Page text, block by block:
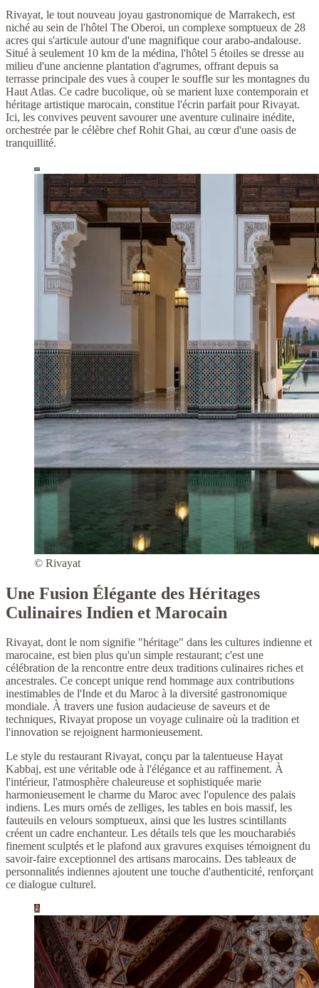
Rivayat, le tout nouveau joyau gastronomique de Marrakech, est
niché au sein de l'hôtel The Oberoi, un complexe somptueux de 28
acres qui s'articule autour d'une magnifique cour arabo-andalouse.
Situé à seulement 10 km de la médina, l'hôtel 5 étoiles se dresse au
milieu d'une ancienne plantation d'agrumes, offrant depuis sa
terrasse principale des vues à couper le souffle sur les montagnes du
Haut Atlas. Ce cadre bucolique, où se marient luxe contemporain et
héritage artistique marocain, constitue l'écrin parfait pour Rivayat.
Ici, les convives peuvent savourer une aventure culinaire inédite,
orchestrée par le célèbre chef Rohit Ghai, au cœur d'une oasis de
tranquillité.
© Rivayat
Une Fusion Élégante des Héritages
Culinaires Indien et Marocain
Rivayat, dont le nom signifie "héritage" dans les cultures indienne et
marocaine, est bien plus qu'un simple restaurant; c'est une
célébration de la rencontre entre deux traditions culinaires riches et
ancestrales. Ce concept unique rend hommage aux contributions
inestimables de l'Inde et du Maroc à la diversité gastronomique
mondiale. À travers une fusion audacieuse de saveurs et de
techniques, Rivayat propose un voyage culinaire où la tradition et
l'innovation se rejoignent harmonieusement.
Le style du restaurant Rivayat, conçu par la talentueuse Hayat
Kabbaj, est une véritable ode à l'élégance et au raffinement. À
l'intérieur, l'atmosphère chaleureuse et sophistiquée marie
harmonieusement le charme du Maroc avec l'opulence des palais
indiens. Les murs ornés de zelliges, les tables en bois massif, les
fauteuils en velours somptueux, ainsi que les lustres scintillants
créent un cadre enchanteur. Les détails tels que les moucharabiés
finement sculptés et le plafond aux gravures exquises témoignent du
savoir-faire exceptionnel des artisans marocains. Des tableaux de
personnalités indiennes ajoutent une touche d'authenticité, renforçant
ce dialogue culturel.